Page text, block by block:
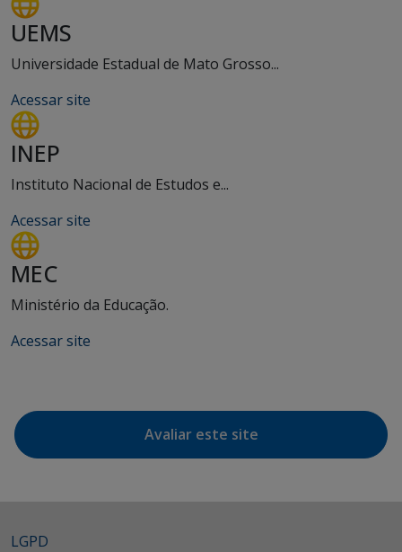
UEMS
Universidade Estadual de Mato Grosso...
Acessar site
INEP
Instituto Nacional de Estudos e...
Acessar site
MEC
Ministério da Educação.
Acessar site
Avaliar este site
LGPD